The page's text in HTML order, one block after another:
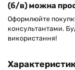
(б/в) можна
Оформлюйте
консультантами.
використання!